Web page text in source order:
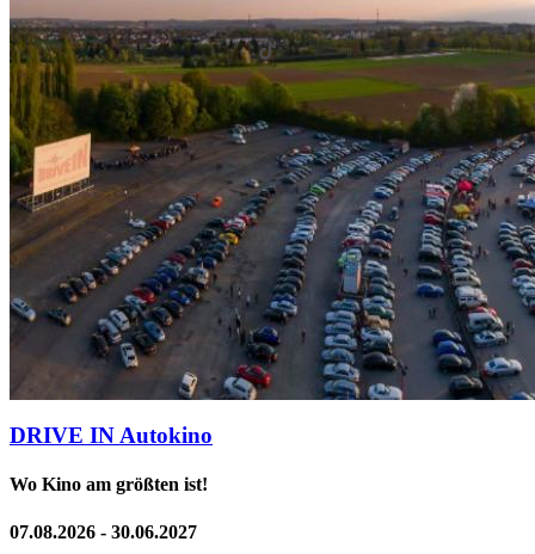
DRIVE IN Autokino
Wo Kino am größten ist!
07.08.2026 - 30.06.2027